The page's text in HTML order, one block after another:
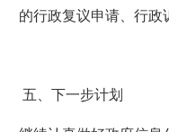
的行政复议申请、行政
五、下一步计划